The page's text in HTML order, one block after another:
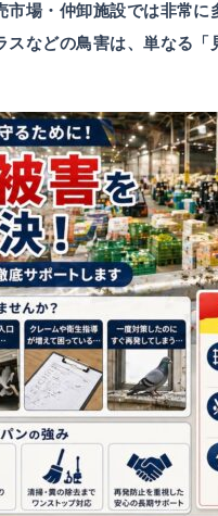
市場・仲卸施設では非常に
スなどの鳥害は、単なる